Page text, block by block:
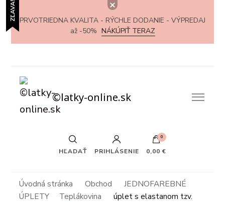
PRVOTRIEDNA KVALITA - RÝCHLE DODANIE - VÝPREDAJ
až -50% NÁKÚPIŤ TERAZ
©latky-online.sk
HĽADAŤ PRIHLÁSENIE
0
0,00 €
Úvodná stránka Obchod
JEDNOFAREBNÉ
ÚPLETY
Teplákovina
úplet s elastanom tzv.
ZĽAVA!